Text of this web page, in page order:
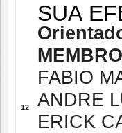
12
SUA
FABIO
ANDRE
ERICK